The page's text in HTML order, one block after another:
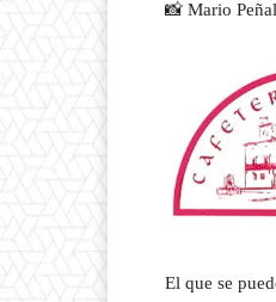
📸 Mario
El que se